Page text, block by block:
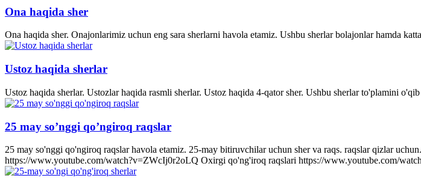
Ona haqida sher
Ona haqida sher. Onajonlarimiz uchun eng sara sherlarni havola etamiz. Ushbu sherlar bolajonlar hamda
Ustoz haqida sherlar
Ustoz haqida sherlar. Ustozlar haqida rasmli sherlar. Ustoz haqida 4-qator sher. Ushbu sherlar to'plamini
25 may so’nggi qo’ngiroq raqslar
25 may so'nggi qo'ngiroq raqslar havola etamiz. 25-may bitiruvchilar uchun sher va raqs. raqslar qizlar
https://www.youtube.com/watch?v=ZWcIj0r2oLQ Oxirgi qo'ng'iroq raqslari https://www.youtube.com/